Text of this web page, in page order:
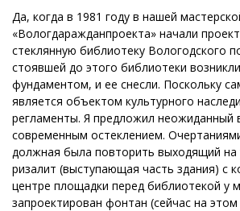
Да, когда в 1981 году в нашей
«Вологдаражданпроекта» начали
стеклянную библиотеку Вологодского
стоявшей до этого библиотеки
фундаментом, и ее снесли. Поскольку
является объектом культурного
регламенты. Я предложил неожиданный
современным остеклением.
должная была повторить выходящий на
ризалит (выступающая часть здания) с
центре площадки перед библиотекой у
запроектирован фонтан (сейчас на